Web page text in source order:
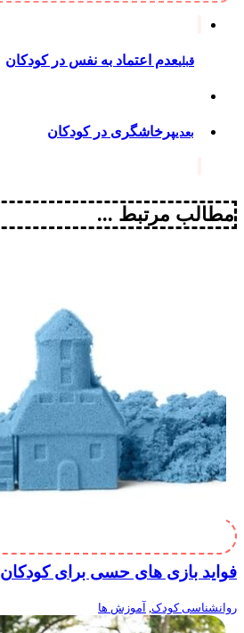
قبلیعدم اعتماد به نفس در کودکان
بعدیپرخاشگری در کودکان
مطالب مرتبط ...
فواید بازی های حسی برای کودکان
روانشناسی کودک آموزش ها